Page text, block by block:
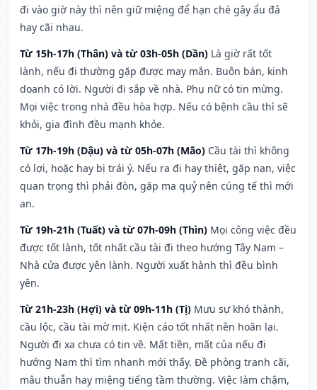
đi vào giờ này thì nên giữ miệng để hạn ché gây ẩu đả
hay cãi nhau.
Từ 15h-17h (Thân) và từ 03h-05h (Dần) Là giờ rất tốt
lành, nếu đi thường gặp được may mắn. Buôn bán, kinh
doanh có lời. Người đi sắp về nhà. Phụ nữ có tin mừng.
Mọi việc trong nhà đều hòa hợp. Nếu có bệnh cầu thì sẽ
khỏi, gia đình đều mạnh khỏe.
Từ 17h-19h (Dậu) và từ 05h-07h (Mão) Cầu tài thì không
có lợi, hoặc hay bị trái ý. Nếu ra đi hay thiệt, gặp nạn, việc
quan trọng thì phải đòn, gặp ma quỷ nên cúng tế thì mới
an.
Từ 19h-21h (Tuất) và từ 07h-09h (Thìn) Mọi công việc đều
được tốt lành, tốt nhất cầu tài đi theo hướng Tây Nam –
Nhà cửa được yên lành. Người xuất hành thì đều bình
yên.
Từ 21h-23h (Hợi) và từ 09h-11h (Tị) Mưu sự khó thành,
cầu lộc, cầu tài mờ mịt. Kiện cáo tốt nhất nên hoãn lại.
Người đi xa chưa có tin về. Mất tiền, mất của nếu đi
hướng Nam thì tìm nhanh mới thấy. Đề phòng tranh cãi,
mâu thuẫn hay miệng tiếng tầm thường. Việc làm chậm,